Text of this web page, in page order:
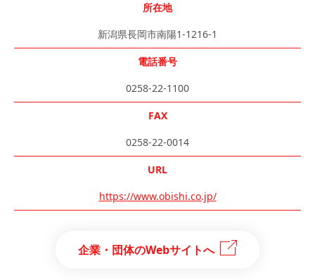
所在地
新潟県長岡市南陽1-1216-1
電話番号
0258-22-1100
FAX
0258-22-0014
URL
https://www.obishi.co.jp/
企業・団体のWebサイトへ